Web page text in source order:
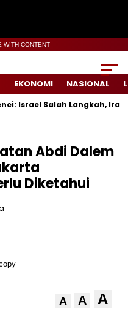
WITH CONTENT
EKONOMI NASIONAL
Salah Langkah, Iran
Abdi Dalem
Diketahui
A A A